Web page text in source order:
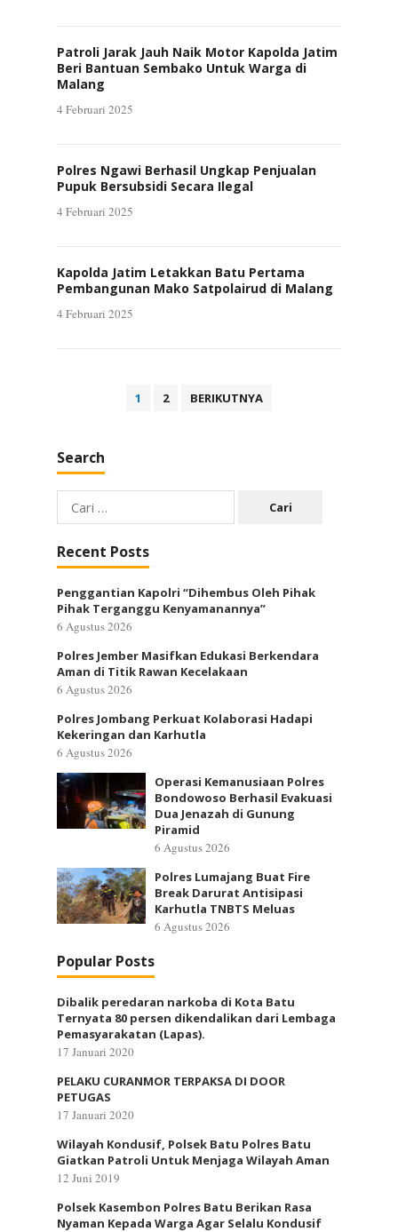
Patroli Jarak Jauh Naik Motor Kapolda Jatim
Beri Bantuan Sembako Untuk Warga di
Malang
4 Februari 2025
Polres Ngawi Berhasil Ungkap Penjualan
Pupuk Bersubsidi Secara Ilegal
4 Februari 2025
Kapolda Jatim Letakkan Batu Pertama
Pembangunan Mako Satpolairud di Malang
4 Februari 2025
1 2 BERIKUTNYA
Search
Cari
untuk:
Recent Posts
Penggantian Kapolri “Dihembus Oleh Pihak
Pihak Terganggu Kenyamanannya”
6 Agustus 2026
Polres Jember Masifkan Edukasi Berkendara
Aman di Titik Rawan Kecelakaan
6 Agustus 2026
Polres Jombang Perkuat Kolaborasi Hadapi
Kekeringan dan Karhutla
6 Agustus 2026
Operasi Kemanusiaan Polres
Bondowoso Berhasil Evakuasi
Dua Jenazah di Gunung
Piramid
6 Agustus 2026
Polres Lumajang Buat Fire
Break Darurat Antisipasi
Karhutla TNBTS Meluas
6 Agustus 2026
Popular Posts
Dibalik peredaran narkoba di Kota Batu
Ternyata 80 persen dikendalikan dari Lembaga
Pemasyarakatan (Lapas).
17 Januari 2020
PELAKU CURANMOR TERPAKSA DI DOOR
PETUGAS
17 Januari 2020
Wilayah Kondusif, Polsek Batu Polres Batu
Giatkan Patroli Untuk Menjaga Wilayah Aman
12 Juni 2019
Polsek Kasembon Polres Batu Berikan Rasa
Nyaman Kepada Warga Agar Selalu Kondusif